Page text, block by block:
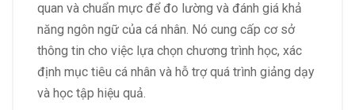
quan và chuẩn mực để đo lường và đánh giá khả
năng ngôn ngữ của cá nhân. Nó cung cấp cơ sở
thông tin cho việc lựa chọn chương trình học, xác
định mục tiêu cá nhân và hỗ trợ quá trình giảng dạy
và học tập hiệu quả.